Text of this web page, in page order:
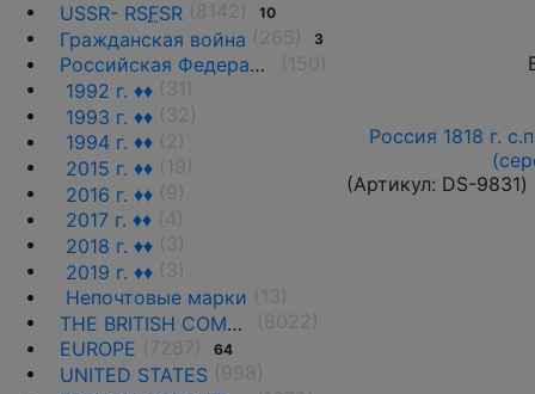
USSR- RSFSR 10
Гражданская война 3
Российская Федерация(1992 г.-н.д.)
1992 г. ♦♦
1993 г. ♦♦
1994 г. ♦♦
2015 г. ♦♦
2016 г. ♦♦
2017 г. ♦♦
2018 г. ♦♦
2019 г. ♦♦
Непочтовые марки
THE BRITISH COMMONWEALTH
EUROPE
64
UNITED STATES
Россия 1818 г.
(Артикул: DS-9831)